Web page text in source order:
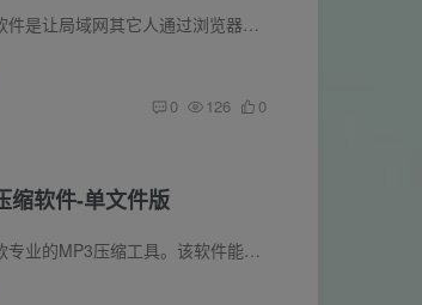
软件介绍 此软件是让局域网其它人通过浏览器访问链接可以看到自己的屏幕 讲课的时候可以使用 给同学们共享屏幕用 便捷 软件截图 这个软件非常强大,投屏之后，局域网的电脑通过浏览器可以访问投...
0 126 0
缩软件-单文件版
软件介绍 一款专业的MP3压缩工具。该软件能够支持用户通过简单几步批量压缩MP3文件的大小，而且提供了固定比特率与均衡比特率两种压缩模式，并支持自定义设置设置比特率的数值。 软件截图 使用...